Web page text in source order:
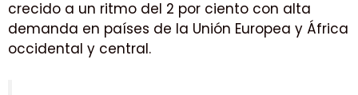
crecido a un ritmo del 2 por ciento con alta
demanda en países de la Unión Europea y África
occidental y central.